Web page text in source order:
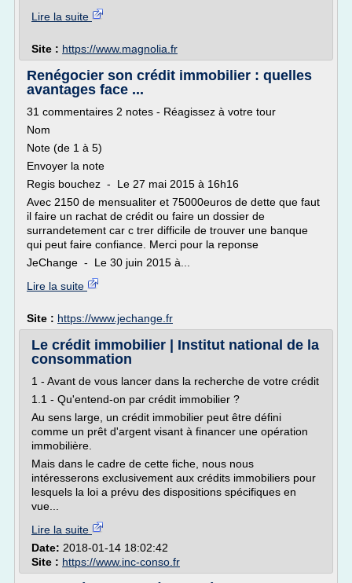
Lire la suite
Site : https://www.magnolia.fr
Renégocier son crédit immobilier : quelles
avantages face ...
31 commentaires 2 notes - Réagissez à votre tour
Nom
Note (de 1 à 5)
Envoyer la note
Regis bouchez - Le 27 mai 2015 à 16h16
Avec 2150 de mensualiter et 75000euros de dette que faut
il faire un rachat de crédit ou faire un dossier de
surrandetement car c trer difficile de trouver une banque
qui peut faire confiance. Merci pour la reponse
JeChange - Le 30 juin 2015 à...
Lire la suite
Site : https://www.jechange.fr
Le crédit immobilier | Institut national de la
consommation
1 - Avant de vous lancer dans la recherche de votre crédit
1.1 - Qu'entend-on par crédit immobilier ?
Au sens large, un crédit immobilier peut être défini
comme un prêt d'argent visant à financer une opération
immobilière.
Mais dans le cadre de cette fiche, nous nous
intéresserons exclusivement aux crédits immobiliers pour
lesquels la loi a prévu des dispositions spécifiques en
vue...
Lire la suite
Date: 2018-01-14 18:02:42
Site : https://www.inc-conso.fr